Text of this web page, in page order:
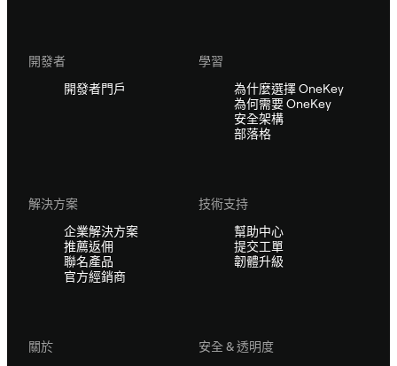
開發者
開發者門戶
學習
為什麼選擇 OneKey
為何需要 OneKey
安全架構
部落格
解決方案
企業解決方案
推薦返佣
聯名產品
官方經銷商
技術支持
幫助中心
提交工單
韌體升級
關於
安全 & 透明度